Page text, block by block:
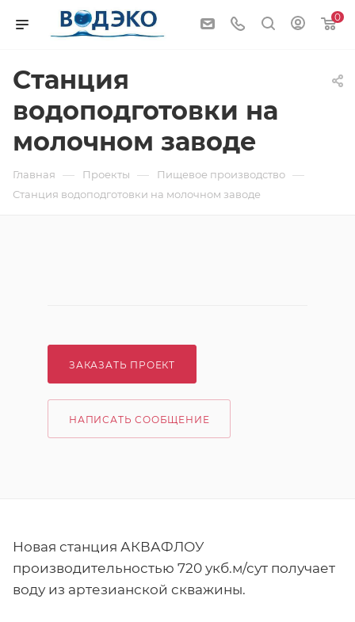
0
Станция
водоподготовки на
молочном заводе
Главная — Проекты — Пищевое производство —
Станция водоподготовки на молочном заводе
ЗАКАЗАТЬ ПРОЕКТ
НАПИСАТЬ СООБЩЕНИЕ
Новая станция АКВАФЛОУ
производительностью 720 укб.м/сут получает
воду из артезианской скважины.